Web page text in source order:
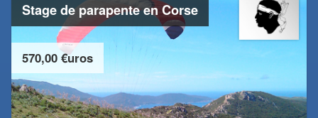
Stage de parapente en Corse
570,00 €uros